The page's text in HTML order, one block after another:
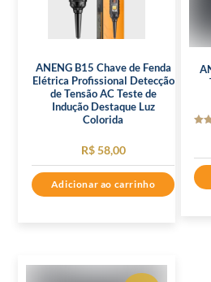
ANENG B15 Chave de Fenda
Elétrica Profissional Detecção
de Tensão AC Teste de
Indução Destaque Luz
Colorida
R$58,00
Adicionar ao carrinho